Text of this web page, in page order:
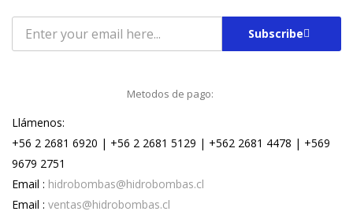
Subscribe
Metodos de pago:
Llámenos:
+56 2 2681 6920 | +56 2 2681 5129 | +562 2681 4478 | +569
9679 2751
Email : hidrobombas@hidrobombas.cl
Email : ventas@hidrobombas.cl